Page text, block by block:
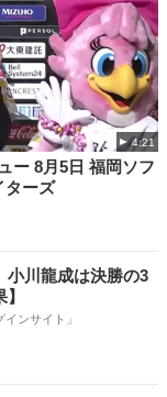
4:21
ー 8月5日 福岡ソフ
ターズ
川龍成は決勝の3
ンサイト」